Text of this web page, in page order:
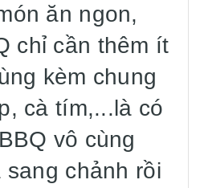
ăn ngon,
chỉ cần thêm ít
kèm chung
cà tím,...là có
vô cùng
chảnh rồi